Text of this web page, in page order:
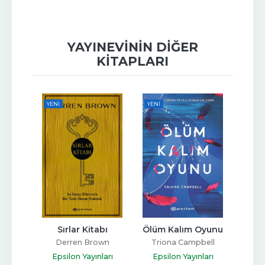
YAYINEVININ DIĞER
KITAPLARI
YENI
Sırlar Kitabı
Derren Brown
Epsilon Yayınları
YENI
Ölüm Kalım Oyunu
Triona Campbell
Epsilon Yayınları